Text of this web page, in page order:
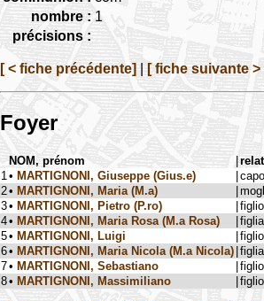
nombre : 1
précisions :
[ < fiche précédente] [ fiche suivante >
Foyer
NOM, prénom |
1 • MARTIGNONI, Giuseppe (Gius.e) |
2• MARTIGNONI, Maria (M.a) |
3• MARTIGNONI, Pietro (P.ro) |figlio
4• MARTIGNONI, Maria Rosa (M.a Rosa) |figlia
5• MARTIGNONI, Luigi |figlio
6• MARTIGNONI, Maria Nicola (M.a Nicola) |figlia
7• MARTIGNONI, Sebastiano |figlio
8• MARTIGNONI, Massimiliano |figlio